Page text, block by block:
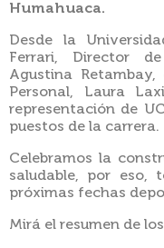
Humahuaca.
Desde la
Ferrari, Director
Agustina
Personal, Laura
representación de
puestos de la carrera.
Celebramos la
saludable, por
próximas fechas
Mirá el resumen de